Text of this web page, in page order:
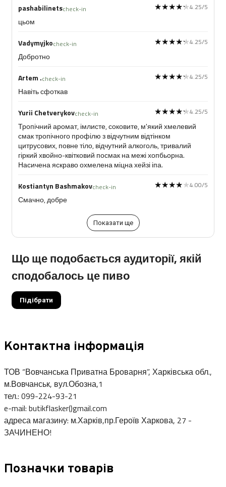
pashabilinetscheck-in ★★★★★
★★★★★4.25/5
цьом
Vadymyjkocheck-in ★★★★★
★★★★★4.25/5
Добротно
Artem .check-in ★★★★★
★★★★★4.25/5
Навіть сфоткав
Yurii Chetverykovcheck-in ★★★★★
★★★★★4.25/5
Тропічний аромат, імлисте, соковите, м'який хмелевий
смак тропічного профілю з відчутним відтінком
цитрусових, повне тіло, відчутний алкоголь, тривалий
гіркий хвойно-квітковий посмак на межі хопбьорна.
Насичена яскраво охмелена міцна хейзі іпа.
Kostiantyn Bashmakovcheck-in ★★★★★
★★★★★4.00/5
Смачно, добре
Показати ще
Що ще подобається аудиторії, якій
сподобалось це пиво
Підібрати
Контактна інформація
ТОВ “Вовчанська Приватна Броварня”, Харківська обл.,
м.Вовчанськ, вул.Обозна,1
тел.: 099-224-93-21
e-mail: butikflasker()gmail.com
адреса магазину: м.Харків,пр.Героїв Харкова, 27 -
ЗАЧИНЕНО!
Позначки товарів